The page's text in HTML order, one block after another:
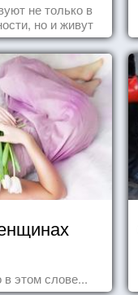
не только в
но и живут
вами.
этом слове...